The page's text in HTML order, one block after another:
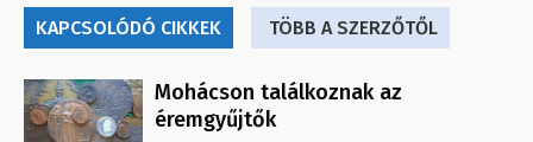
KAPCSOLÓDÓ CIKKEK TÖBB A SZERZŐTŐL
Mohácson találkoznak az
éremgyűjtők